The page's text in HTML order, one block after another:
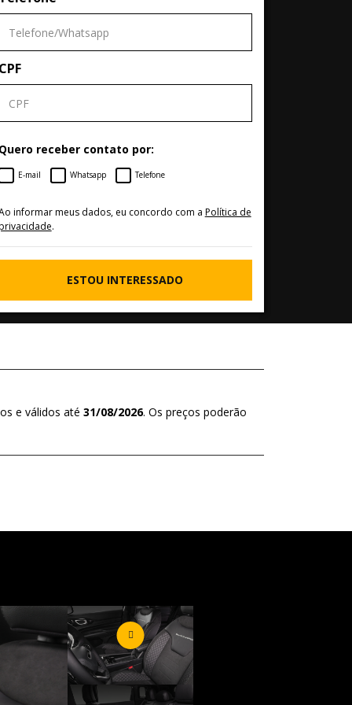
receber contato por:
E-mail Whatsapp Telefone
informar meus dados, eu concordo com a Política de
.
ESTOU INTERESSADO
e válidos até 31/08/2026. Os preços poderão